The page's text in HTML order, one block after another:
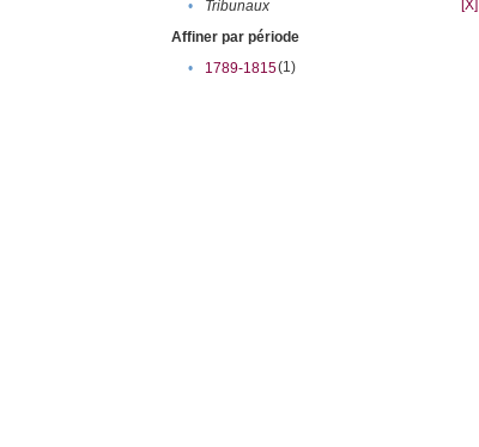
•
Tribunaux
[X]
Affiner par période
•
1789-1815(1)